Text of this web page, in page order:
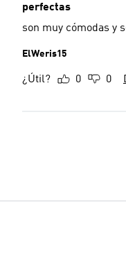
perfectas
son muy cómodas y
ElWeris15
¿Útil? 0 0